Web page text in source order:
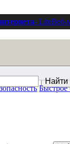
- LiteВеб-
Быстрое